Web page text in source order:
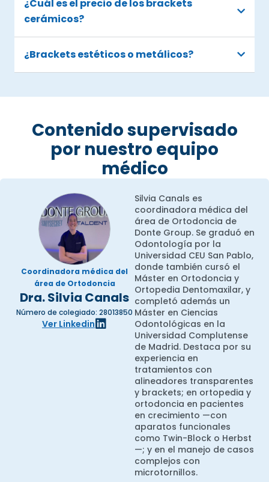
¿Cuál es el precio de los brackets
cerámicos?
¿Brackets estéticos o metálicos?
Contenido supervisado
por nuestro equipo
médico
Coordinadora médica del
área de Ortodoncia
Dra. Silvia Canals
Número de colegiado: 28013850
Ver Linkedin
Silvia Canals es
coordinadora médica del
área de Ortodoncia de
Donte Group. Se graduó en
Odontología por la
Universidad CEU San Pablo,
donde también cursó el
Máster en Ortodoncia y
Ortopedia Dentomaxilar, y
completó además un
Máster en Ciencias
Odontológicas en la
Universidad Complutense
de Madrid. Destaca por su
experiencia en
tratamientos con
alineadores transparentes
y brackets; en ortopedia y
ortodoncia en pacientes
en crecimiento —con
aparatos funcionales
como Twin-Block o Herbst
—; y en el manejo de casos
complejos con
microtornillos.